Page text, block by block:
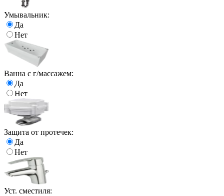
Умывальник:
Да
Нет
Ванна с г/массажем:
Да
Нет
Защита от протечек:
Да
Нет
Уст. сместиля: